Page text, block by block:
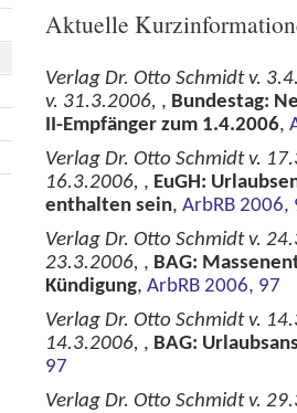
Aktuelle
Verlag Dr. Otto Schmidt v.
v. 31.3.2006, , Bundestag:
II-Empfänger zum 1.4.2006,
Verlag Dr. Otto Schmidt v.
16.3.2006, , EuGH:
enthalten sein, ArbRB 2006,
Verlag Dr. Otto Schmidt v.
23.3.2006, , BAG:
Kündigung, ArbRB 2006, 97
Verlag Dr. Otto Schmidt v.
14.3.2006, , BAG:
97
Verlag Dr. Otto Schmidt v.